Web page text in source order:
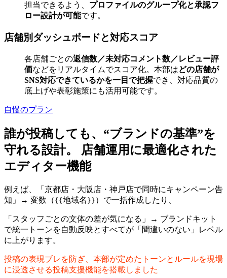
担当できるよう、 プロファイルのグループ化と承認フ
ロー設計が可能です。
店舗別ダッシュボードと対応スコア
各店舗ごとの返信数／未対応コメント数／レビュー評
価などをリアルタイムでスコア化。本部はどの店舗が
SNS対応できているかを一目で把握でき、対応品質の
底上げや表彰施策にも活用可能です。
自慢のプラン
誰が投稿しても、“ブランドの基準”を
守れる設計。 店舗運用に最適化された
エディター機能
例えば、「京都店・大阪店・神戸店で同時にキャンペーン告
知」→ 変数（{{地域名}}）で一括作成したり、
「スタッフごとの文体の差が気になる」→ ブランドキット
で統一トーンを自動反映とすべてが「間違いのない」レベル
に上がります。
投稿の表現ブレを防ぎ、本部が定めたトーンとルールを現場
に浸透させる投稿支援機能を搭載しました